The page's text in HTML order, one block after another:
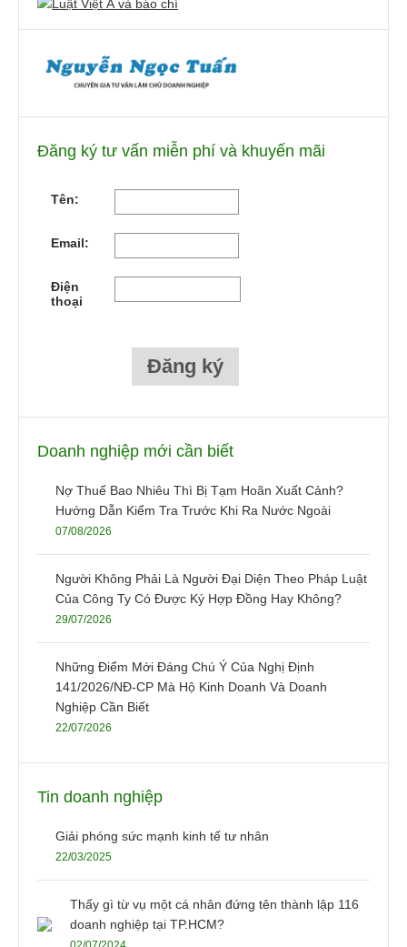
Đăng ký tư vấn miễn phí và khuyến mãi
Tên:
Email:
Điện
thoại
Doanh nghiệp mới cần biết
Nợ Thuế Bao Nhiêu Thì Bị Tạm Hoãn Xuất Cảnh?
Hướng Dẫn Kiểm Tra Trước Khi Ra Nước Ngoài
07/08/2026
Người Không Phải Là Người Đại Diện Theo Pháp Luật
Của Công Ty Có Được Ký Hợp Đồng Hay Không?
29/07/2026
Những Điểm Mới Đáng Chú Ý Của Nghị Định
141/2026/NĐ-CP Mà Hộ Kinh Doanh Và Doanh
Nghiệp Cần Biết
22/07/2026
Tin doanh nghiệp
Giải phóng sức mạnh kinh tế tư nhân
22/03/2025
Thấy gì từ vụ một cá nhân đứng tên thành lập 116
doanh nghiệp tại TP.HCM?